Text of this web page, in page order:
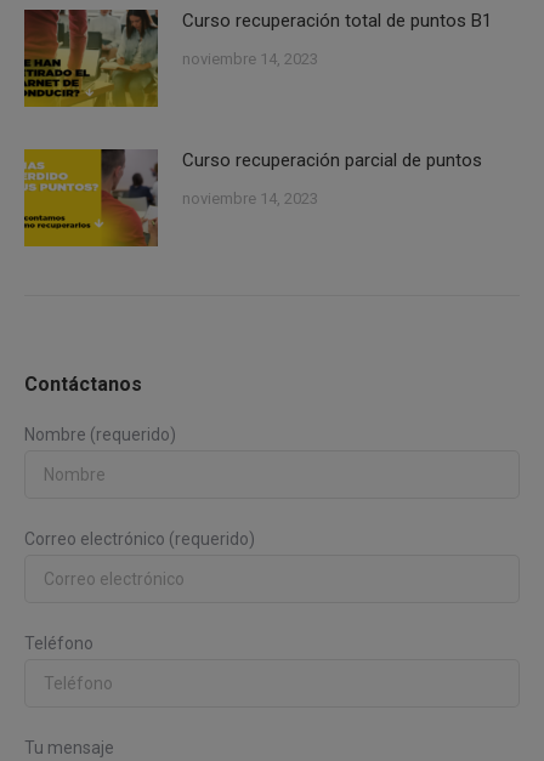
Curso recuperación total de puntos B1
noviembre 14, 2023
Curso recuperación parcial de puntos
noviembre 14, 2023
Contáctanos
Nombre (requerido)
Correo electrónico (requerido)
Teléfono
Tu mensaje